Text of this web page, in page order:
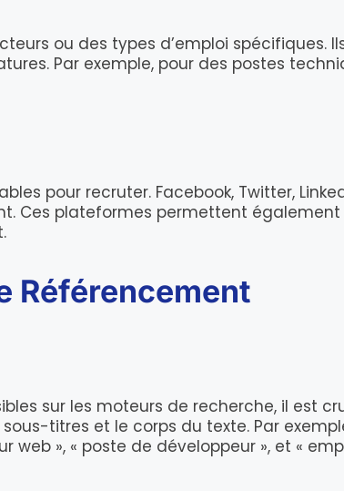
ou des types d’emploi spécifiques.
Par exemple, pour des postes
pour recruter. Facebook, Twitter,
Ces plateformes permettent
Référencement
sur les moteurs de recherche, il est
titres et le corps du texte. Par
», « poste de développeur », et «